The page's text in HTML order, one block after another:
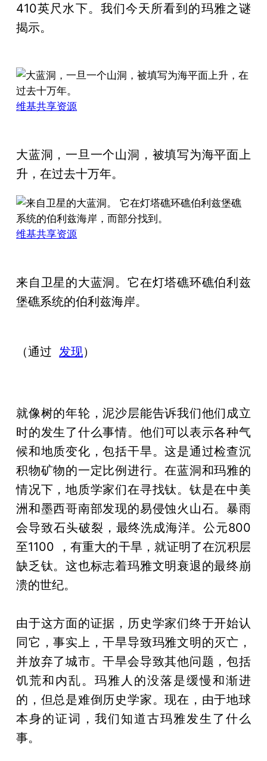
410英尺水下。我们今天所看到的玛雅之谜
揭示。
维基共享资源
大蓝洞，一旦一个山洞，被填写为海平面上
升，在过去十万年。
维基共享资源
来自卫星的大蓝洞。它在灯塔礁环礁伯利兹
堡礁系统的伯利兹海岸。
（通过发现）
就像树的年轮，泥沙层能告诉我们他们成立
时的发生了什么事情。他们可以表示各种气
候和地质变化，包括干旱。这是通过检查沉
积物矿物的一定比例进行。在蓝洞和玛雅的
情况下，地质学家们在寻找钛。钛是在中美
洲和墨西哥南部发现的易侵蚀火山石。暴雨
会导致石头破裂，最终洗成海洋。公元800
至1100 ，有重大的干旱，就证明了在沉积层
缺乏钛。这也标志着玛雅文明衰退的最终崩
溃的世纪。
由于这方面的证据，历史学家们终于开始认
同它，事实上，干旱导致玛雅文明的灭亡，
并放弃了城市。干旱会导致其他问题，包括
饥荒和内乱。玛雅人的没落是缓慢和渐进
的，但总是难倒历史学家。现在，由于地球
本身的证词，我们知道古玛雅发生了什么
事。